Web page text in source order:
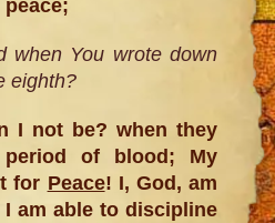
when You wrote down
eighth?
I not be? when they
of blood; My
for Peace! I, God, am
am able to discipline